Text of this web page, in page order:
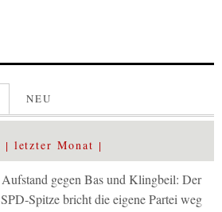
NEU
letzter Monat
Aufstand gegen Bas und Klingbeil: Der
SPD-Spitze bricht die eigene Partei weg